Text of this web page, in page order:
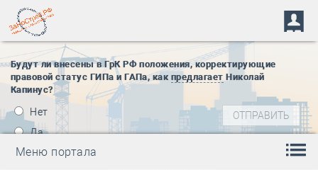
Будут ли внесены в ГрК РФ положения, корректирующие
правовой статус ГИПа и ГАПа, как предлагает Николай
Капинус?
Нет
Да
Меню портала